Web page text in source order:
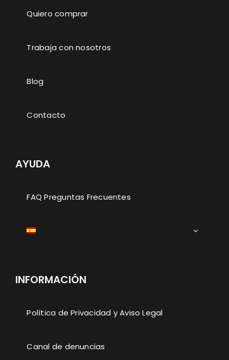
Quiero comprar
Trabaja con nosotros
Blog
Contacto
AYUDA
FAQ Preguntas Frecuentes
INFORMACIÓN
Política de Privacidad y Aviso Legal
Canal de denuncias